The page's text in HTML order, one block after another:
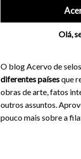
Olá,
O blog Acervo de
diferentes paísesque
obras de arte, fatos
outros assuntos.
pouco mais sobre a